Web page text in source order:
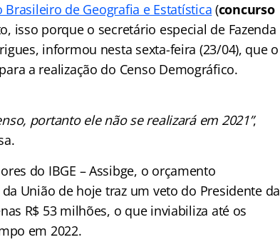
Brasileiro de Geografia e Estatística (concurso
isso porque o secretário especial de Fazenda
informou nesta sexta-feira (23/04), que o
a realização do Censo Demográfico.
portanto ele não se realizará em 2021”,
do IBGE – Assibge, o orçamento
União de hoje traz um veto do Presidente da
R$ 53 milhões, o que inviabiliza até os
em 2022.